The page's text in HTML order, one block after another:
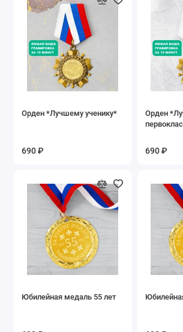
Орден *Лучшему ученику*
690 ₽
Орден
690 ₽
Юбилейная медаль 55 лет